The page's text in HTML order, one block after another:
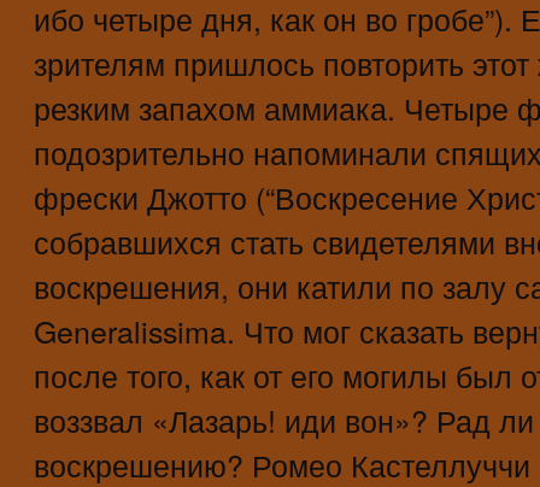
ибо четыре дня, как он во гробе”).
зрителям пришлось повторить
резким запахом аммиака. Четыре
подозрительно напоминали
фрески Джотто (“Воскресение
собравшихся стать свидетелями
воскрешения, они катили по залу
Generalissima. Что мог сказать
после того, как от его могилы был
воззвал «Лазарь! иди вон»? Рад
воскрешению? Ромео Кастеллуччи